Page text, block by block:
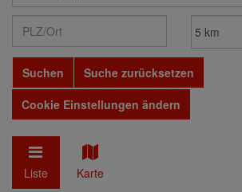
Suchen
Suche zurücksetzen
Cookie Einstellungen ändern
Liste Karte